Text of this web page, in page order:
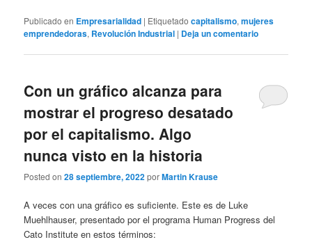
Publicado en Empresarialidad | Etiquetado capitalismo,mujeres
emprendedoras, Revolución Industrial | Deja un comentario
Con un gráfico alcanza para
mostrar el progreso desatado
por el capitalismo. Algo
nunca visto en la historia
Posted on28 septiembre, 2022porMartin Krause
A veces con una gráfico es suficiente. Este es de Luke
Muehlhauser, presentado por el programa Human Progress del
Cato Institute en estos términos: